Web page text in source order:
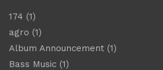
174 (1)
agro (1)
Album Announcement (1)
Bass Music (1)